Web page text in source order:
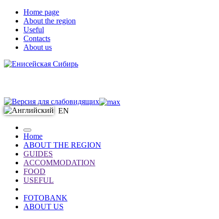
Home page
About the region
Useful
Contacts
About us
EN
Home
ABOUT THE REGION
GUIDES
ACCOMMODATION
FOOD
USEFUL
FOTOBANK
ABOUT US